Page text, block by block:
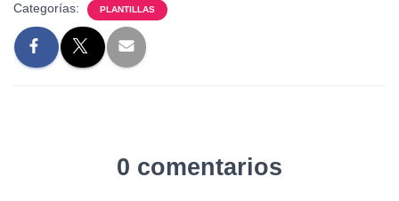
Categorías: PLANTILLAS
0 comentarios